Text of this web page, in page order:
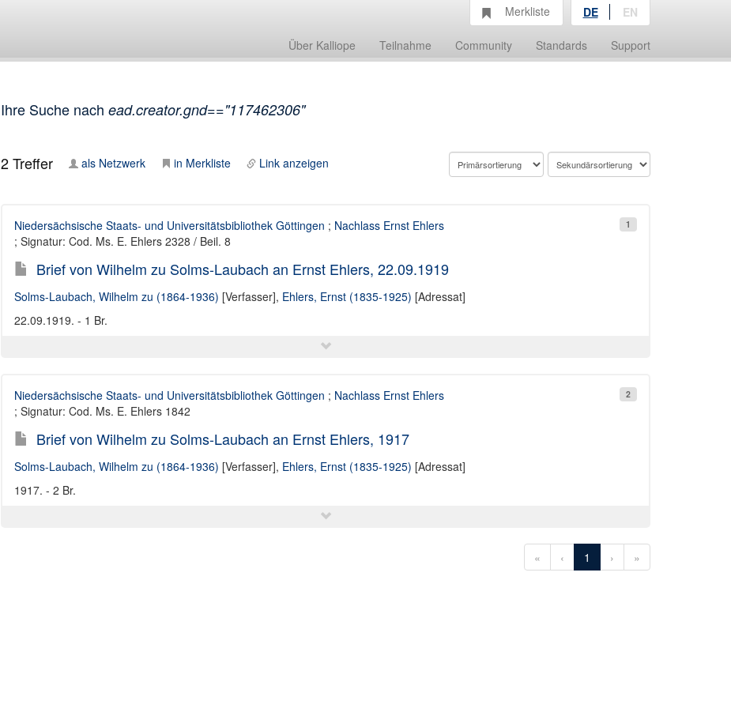
Über Kalliope Teilnahme Community Standards Support
Merkliste DE EN
Ihre Suche nach ead.creator.gnd=="117462306"
2Treffer als Netzwerk in Merkliste Link anzeigen
1
Niedersächsische Staats- und Universitätsbibliothek Göttingen ; Nachlass Ernst Ehlers
; Signatur: Cod. Ms. E. Ehlers 2328 / Beil. 8
Brief von Wilhelm zu Solms-Laubach an Ernst Ehlers, 22.09.1919
Solms-Laubach, Wilhelm zu (1864-1936) [Verfasser], Ehlers, Ernst (1835-1925) [Adressat]
22.09.1919. - 1 Br.
2
Niedersächsische Staats- und Universitätsbibliothek Göttingen ; Nachlass Ernst Ehlers
; Signatur: Cod. Ms. E. Ehlers 1842
Brief von Wilhelm zu Solms-Laubach an Ernst Ehlers, 1917
Solms-Laubach, Wilhelm zu (1864-1936) [Verfasser], Ehlers, Ernst (1835-1925) [Adressat]
1917. - 2 Br.
« ‹ 1 › »